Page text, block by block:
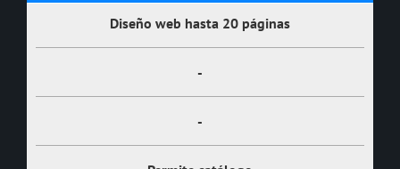
Diseño web hasta 20 páginas
-
-